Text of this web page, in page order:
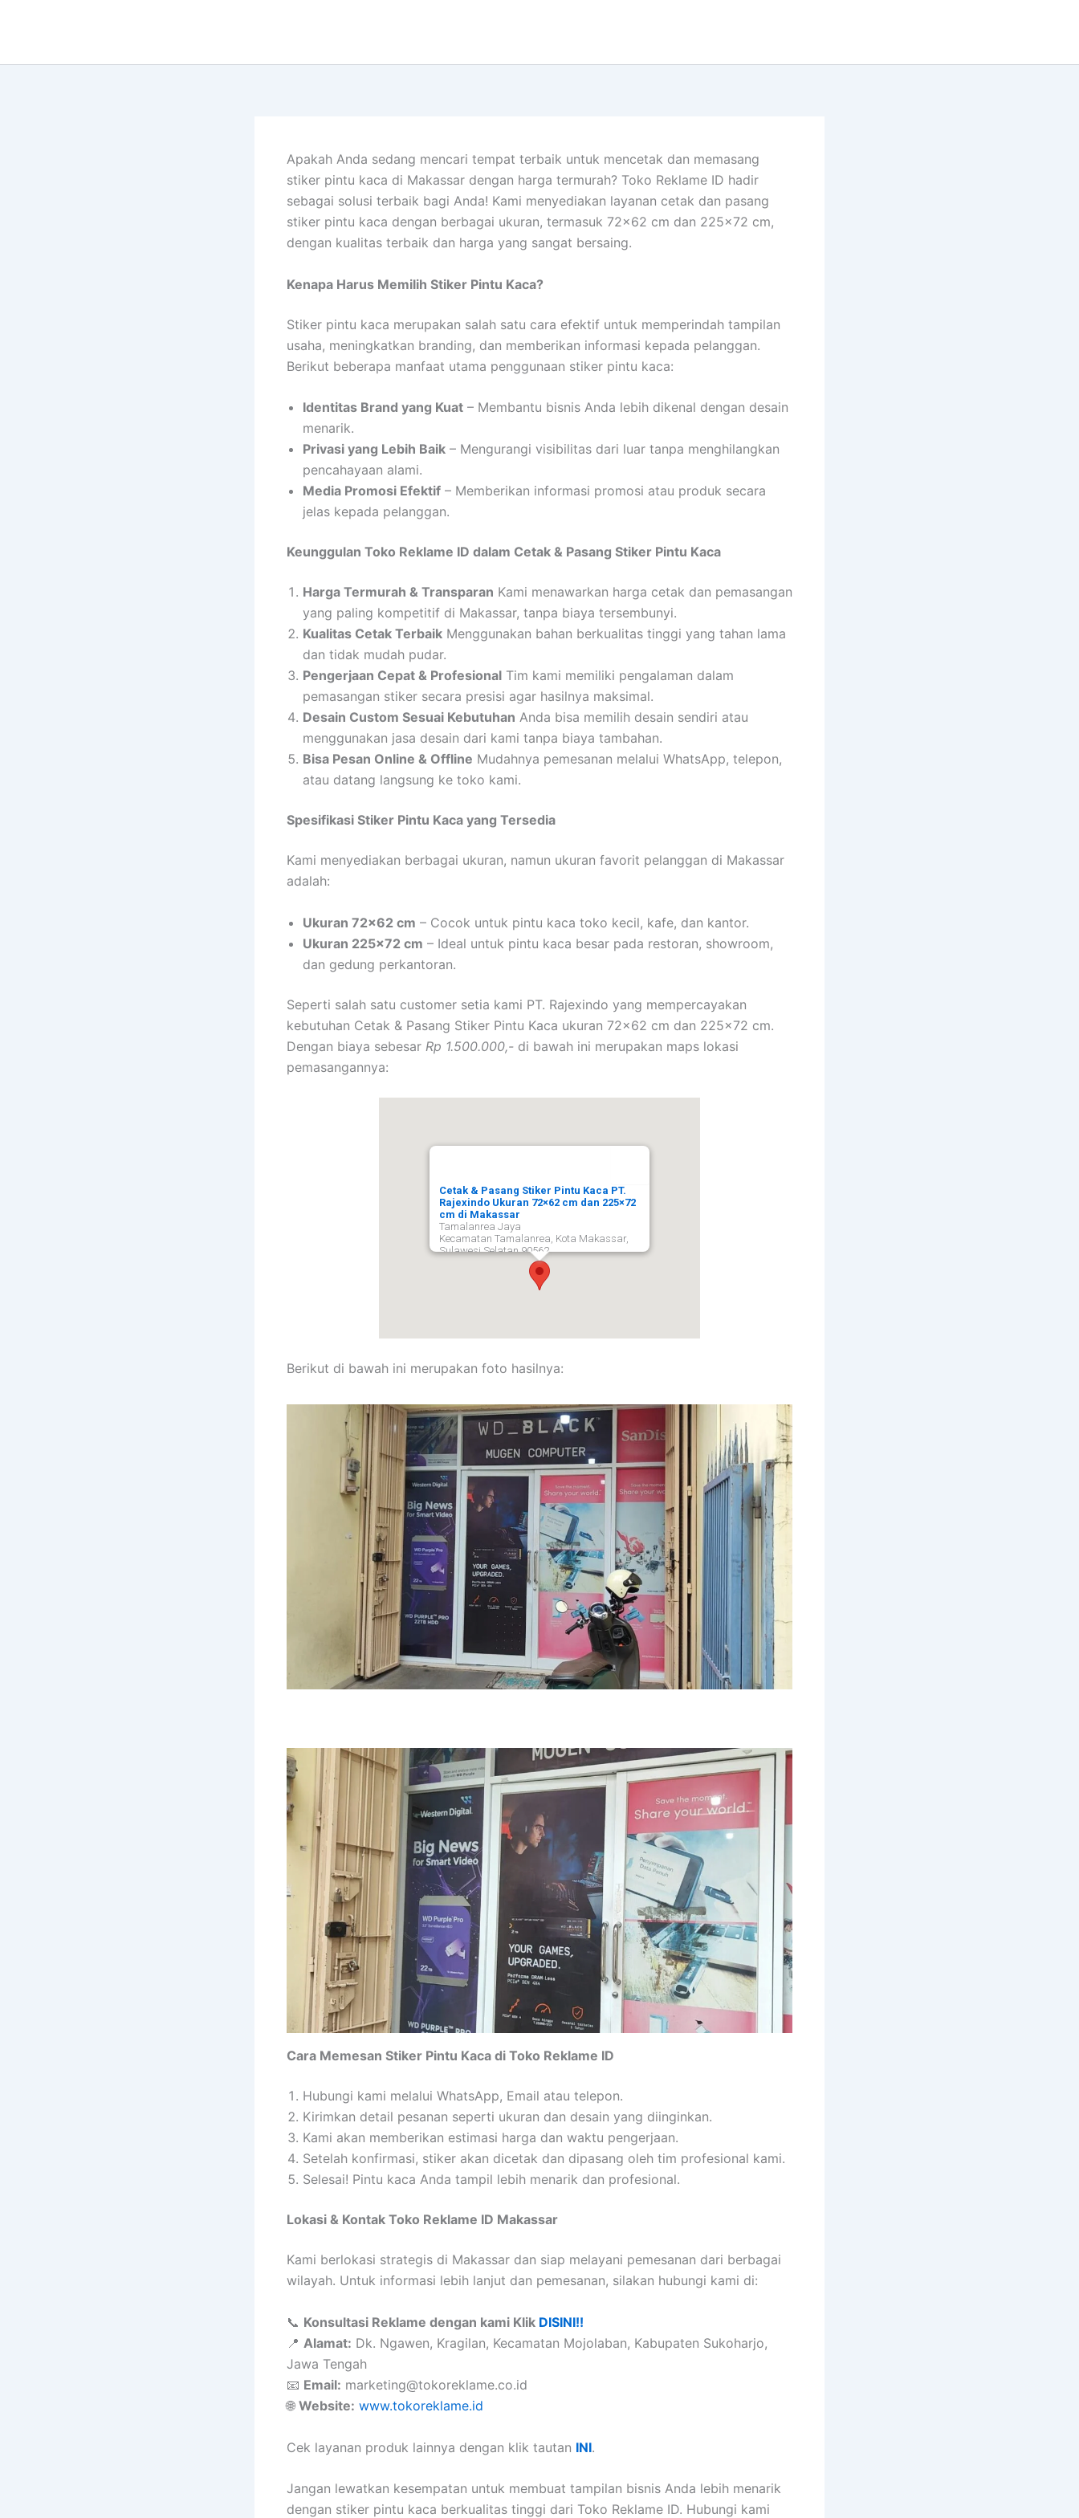
Apakah Anda sedang mencari tempat terbaik untuk mencetak dan memasang
stiker pintu kaca di Makassar dengan harga termurah? Toko Reklame ID hadir
sebagai solusi terbaik bagi Anda! Kami menyediakan layanan cetak dan pasang
stiker pintu kaca dengan berbagai ukuran, termasuk 72×62 cm dan 225×72 cm,
dengan kualitas terbaik dan harga yang sangat bersaing.
Kenapa Harus Memilih Stiker Pintu Kaca?
Stiker pintu kaca merupakan salah satu cara efektif untuk memperindah tampilan
usaha, meningkatkan branding, dan memberikan informasi kepada pelanggan.
Berikut beberapa manfaat utama penggunaan stiker pintu kaca:
Identitas Brand yang Kuat – Membantu bisnis Anda lebih dikenal dengan desain
menarik.
Privasi yang Lebih Baik – Mengurangi visibilitas dari luar tanpa menghilangkan
pencahayaan alami.
Media Promosi Efektif – Memberikan informasi promosi atau produk secara
jelas kepada pelanggan.
Keunggulan Toko Reklame ID dalam Cetak & Pasang Stiker Pintu Kaca
Harga Termurah & Transparan Kami menawarkan harga cetak dan pemasangan
yang paling kompetitif di Makassar, tanpa biaya tersembunyi.
Kualitas Cetak Terbaik Menggunakan bahan berkualitas tinggi yang tahan lama
dan tidak mudah pudar.
Pengerjaan Cepat & Profesional Tim kami memiliki pengalaman dalam
pemasangan stiker secara presisi agar hasilnya maksimal.
Desain Custom Sesuai Kebutuhan Anda bisa memilih desain sendiri atau
menggunakan jasa desain dari kami tanpa biaya tambahan.
Bisa Pesan Online & Offline Mudahnya pemesanan melalui WhatsApp, telepon,
atau datang langsung ke toko kami.
Spesifikasi Stiker Pintu Kaca yang Tersedia
Kami menyediakan berbagai ukuran, namun ukuran favorit pelanggan di Makassar
adalah:
Ukuran 72×62 cm – Cocok untuk pintu kaca toko kecil, kafe, dan kantor.
Ukuran 225×72 cm – Ideal untuk pintu kaca besar pada restoran, showroom,
dan gedung perkantoran.
Seperti salah satu customer setia kami PT. Rajexindo yang mempercayakan
kebutuhan Cetak & Pasang Stiker Pintu Kaca ukuran 72×62 cm dan 225×72 cm.
Dengan biaya sebesar Rp 1.500.000,- di bawah ini merupakan maps lokasi
pemasangannya:
Cetak & Pasang Stiker Pintu Kaca PT.
Rajexindo Ukuran 72×62 cm dan 225×72
cm di Makassar
Tamalanrea Jaya
Kecamatan Tamalanrea, Kota Makassar,
Sulawesi Selatan 90562,
Berikut di bawah ini merupakan foto hasilnya:
Cara Memesan Stiker Pintu Kaca di Toko Reklame ID
Hubungi kami melalui WhatsApp, Email atau telepon.
Kirimkan detail pesanan seperti ukuran dan desain yang diinginkan.
Kami akan memberikan estimasi harga dan waktu pengerjaan.
Setelah konfirmasi, stiker akan dicetak dan dipasang oleh tim profesional kami.
Selesai! Pintu kaca Anda tampil lebih menarik dan profesional.
Lokasi & Kontak Toko Reklame ID Makassar
Kami berlokasi strategis di Makassar dan siap melayani pemesanan dari berbagai
wilayah. Untuk informasi lebih lanjut dan pemesanan, silakan hubungi kami di:
📞 Konsultasi Reklame dengan kami Klik DISINI!!
📍 Alamat: Dk. Ngawen, Kragilan, Kecamatan Mojolaban, Kabupaten Sukoharjo,
Jawa Tengah
📧 Email: marketing@tokoreklame.co.id
🌐 Website: www.tokoreklame.id
Cek layanan produk lainnya dengan klik tautan INI.
Jangan lewatkan kesempatan untuk membuat tampilan bisnis Anda lebih menarik
dengan stiker pintu kaca berkualitas tinggi dari Toko Reklame ID. Hubungi kami